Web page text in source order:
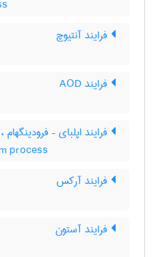
فرایند آنتیوچ
فرایند AOD
فرایند اپلبای –
process
فرایند آرکس
فرایند آستون